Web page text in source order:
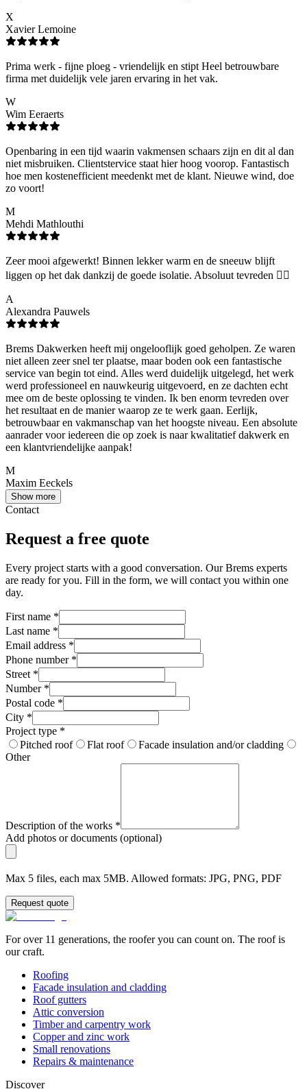
X
Xavier Lemoine
Prima werk - fijne ploeg - vriendelijk en stipt Heel betrouwbare
firma met duidelijk vele jaren ervaring in het vak.
W
Wim Eeraerts
Openbaring in een tijd waarin vakmensen schaars zijn en dit al dan
niet misbruiken. Clientstervice staat hier hoog voorop. Fantastisch
hoe men kostenefficient meedenkt met de klant. Nieuwe wind, doe
zo voort!
M
Mehdi Mathlouthi
Zeer mooi afgewerkt! Binnen lekker warm en de sneeuw blijft
liggen op het dak dankzij de goede isolatie. Absoluut tevreden 👌🏻
A
Alexandra Pauwels
Brems Dakwerken heeft mij ongelooflijk goed geholpen. Ze waren
niet alleen zeer snel ter plaatse, maar boden ook een fantastische
service van begin tot eind. Alles werd duidelijk uitgelegd, het werk
werd professioneel en nauwkeurig uitgevoerd, en ze dachten echt
mee om de beste oplossing te vinden. Ik ben enorm tevreden over
het resultaat en de manier waarop ze te werk gaan. Eerlijk,
betrouwbaar en vakmanschap van het hoogste niveau. Een absolute
aanrader voor iedereen die op zoek is naar kwalitatief dakwerk en
een klantvriendelijke aanpak!
M
Maxim Eeckels
Show more
Contact
Request a free quote
Every project starts with a good conversation. Our Brems experts
are ready for you. Fill in the form, we will contact you within one
day.
First name *
Last name *
Email address *
Phone number *
Street *
Number *
Postal code *
City *
Project type *
Pitched roof
Flat roof
Facade insulation and/or cladding
Other
Description of the works *
Add photos or documents (optional)
Max 5 files, each max 5MB. Allowed formats: JPG, PNG, PDF
Request quote
For over 11 generations, the roofer you can count on. The roof is
our craft.
Roofing
Facade insulation and cladding
Roof gutters
Attic conversion
Timber and carpentry work
Copper and zinc work
Small renovations
Repairs & maintenance
Discover